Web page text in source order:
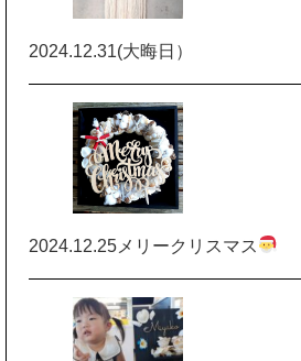
2024.12.31(大晦日）
2024.12.25メリークリスマス